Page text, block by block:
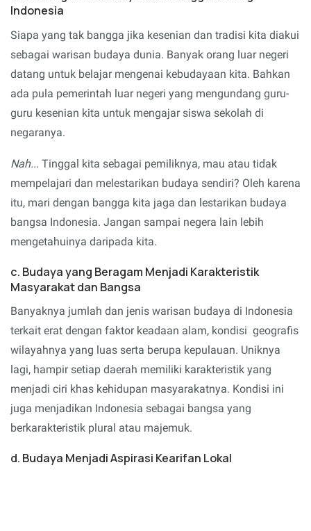
Indonesia
Siapa yang tak bangga jika kesenian dan tradisi kita diakui
sebagai warisan budaya dunia. Banyak orang luar negeri
datang untuk belajar mengenai kebudayaan kita. Bahkan
ada pula pemerintah luar negeri yang mengundang guru-
guru kesenian kita untuk mengajar siswa sekolah di
negaranya.
Nah... Tinggal kita sebagai pemiliknya, mau atau tidak
mempelajari dan melestarikan budaya sendiri? Oleh karena
itu, mari dengan bangga kita jaga dan lestarikan budaya
bangsa Indonesia. Jangan sampai negera lain lebih
mengetahuinya daripada kita.
c. Budaya yang Beragam Menjadi Karakteristik
Masyarakat dan Bangsa
Banyaknya jumlah dan jenis warisan budaya di Indonesia
terkait erat dengan faktor keadaan alam, kondisi geografis
wilayahnya yang luas serta berupa kepulauan. Uniknya
lagi, hampir setiap daerah memiliki karakteristik yang
menjadi ciri khas kehidupan masyarakatnya. Kondisi ini
juga menjadikan Indonesia sebagai bangsa yang
berkarakteristik plural atau majemuk.
d. Budaya Menjadi Aspirasi Kearifan Lokal